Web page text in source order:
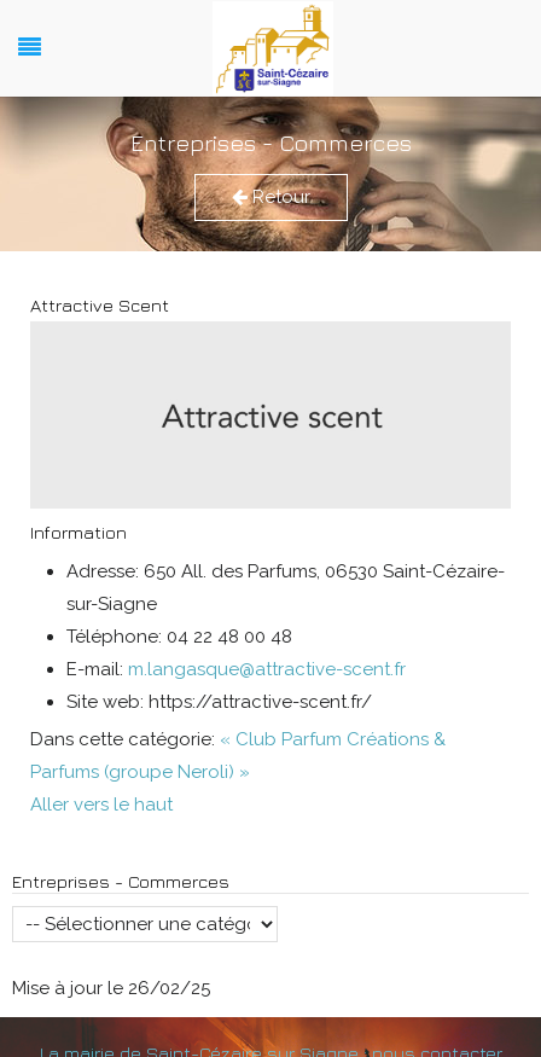
Entreprises - Commerces
Retour
Attractive Scent
Information
Adresse: 650 All. des Parfums, 06530 Saint-Cézaire-
sur-Siagne
Téléphone: 04 22 48 00 48
E-mail: m.langasque@attractive-scent.fr
Site web: https://attractive-scent.fr/
Dans cette catégorie: « Club Parfum Créations &
Parfums (groupe Neroli) »
Aller vers le haut
Entreprises - Commerces
Mise à jour le 26/02/25
La mairie de Saint-Cézaire sur Siagne : nous contacter